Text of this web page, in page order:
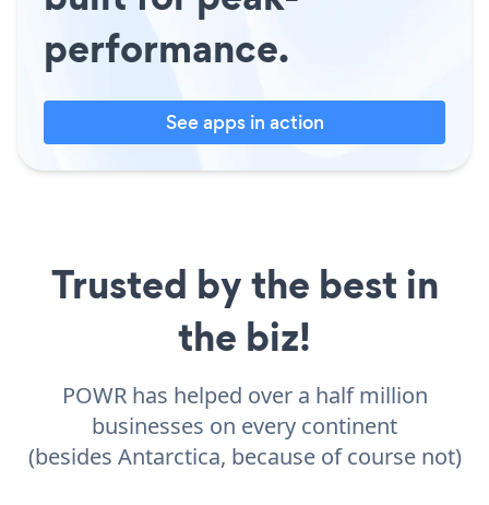
performance.
See apps in action
Trusted by the best in
the biz!
POWR has helped over a half million
businesses on every continent
(besides Antarctica, because of course not)